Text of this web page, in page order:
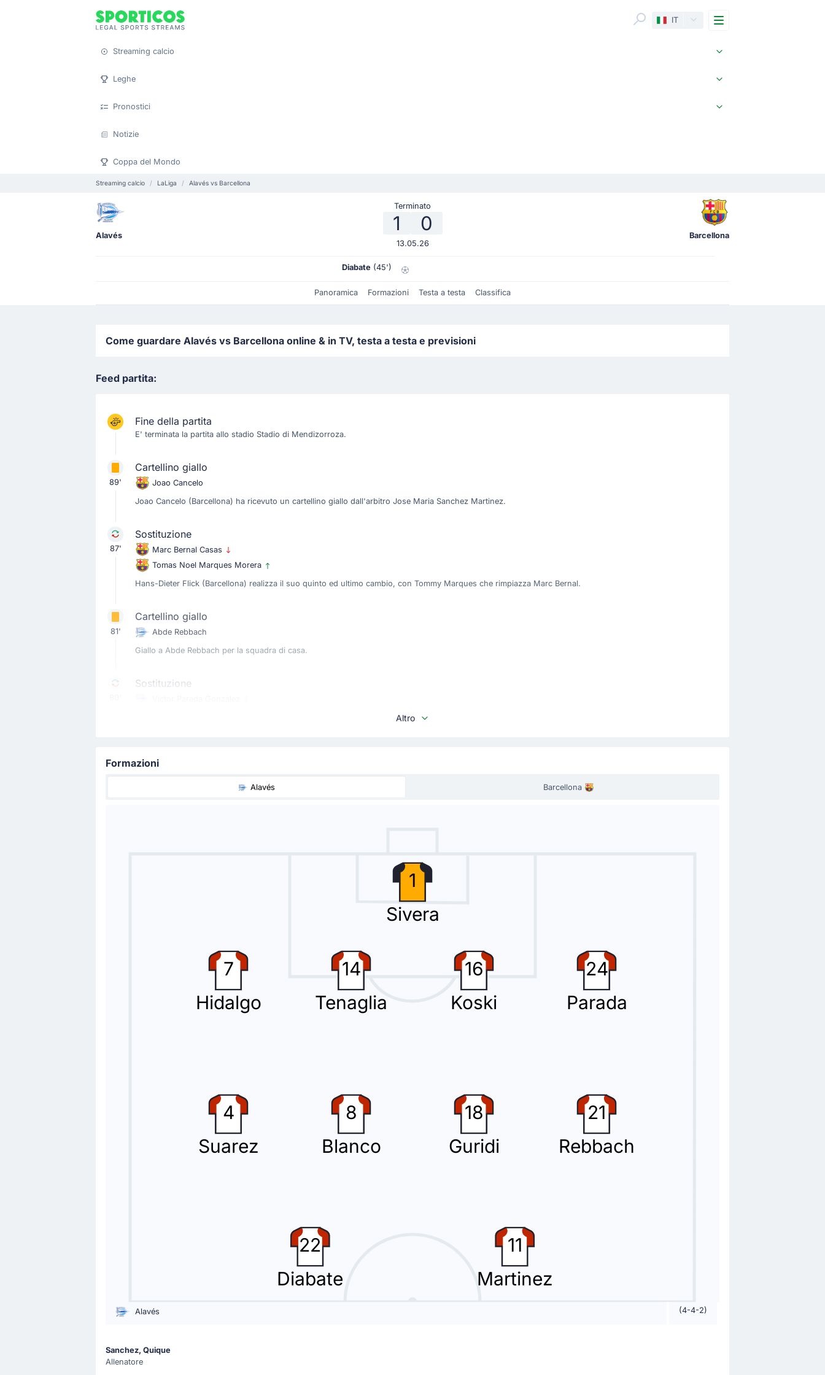
IT Menu
Streaming calcio
Leghe
Pronostici
Notizie
Coppa del Mondo
Streaming calcio LaLiga Alavés vs Barcellona
Alavés
Terminato
1 0
13.05.26
Barcellona
Diabate (45')
Panoramica Formazioni Testa a testa Classifica
Come guardare Alavés vs Barcellona online & in TV, testa a testa e previsioni
Feed partita:
Fine della partita
E' terminata la partita allo stadio Stadio di Mendizorroza.
89'
Cartellino giallo
Joao Cancelo
Joao Cancelo (Barcellona) ha ricevuto un cartellino giallo dall'arbitro Jose Maria Sanchez Martinez.
87'
Sostituzione
Marc Bernal Casas
Tomas Noel Marques Morera
Hans-Dieter Flick (Barcellona) realizza il suo quinto ed ultimo cambio, con Tommy Marques che rimpiazza Marc Bernal.
81'
Cartellino giallo
Abde Rebbach
Giallo a Abde Rebbach per la squadra di casa.
Sostituzione
Sostituzione
Marc Casado Torras
Sostituzione Barcellona: esce Marc Casado ed entra Pedri.
Hans-Dieter Flick realizza il suo primo cambio con Ferran Torres che rimpiazza Roony Bardghji.
Ibrahim Diabate
Altro
Formazioni
Alavés Barcellona
1
Sivera
7
Hidalgo
14
Tenaglia
16
Koski
24
Parada
4
Suarez
8
Blanco
18
Guridi
21
Rebbach
22
Diabate
11
Martinez
Alavés (4-4-2)
Sanchez, Quique
Allenatore